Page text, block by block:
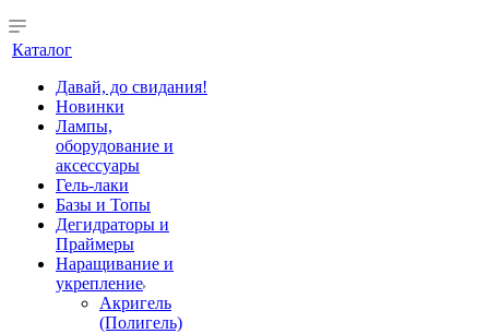
Каталог
Давай, до свидания!
Новинки
Лампы,
оборудование и
аксессуары
Гель-лаки
Базы и Топы
Дегидраторы и
Праймеры
Наращивание и
укрепление
Акригель
(Полигель)